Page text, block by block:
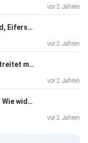
vor 2 Jahren
Der Kampf um die Rosen - Neid, Eifersucht und Konkurrenz bei "Die Bachelors"
vor 2 Jahren
Forsthaus Rampensau - Wie streitet man richtig?
vor 2 Jahren
Resilienz im Dschungelcamp - Wie widerstandsfähig sind die Teilnehmer*innen bei IBES?
vor 2 Jahren